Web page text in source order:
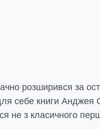
розширився за
себе книги
не з класичного